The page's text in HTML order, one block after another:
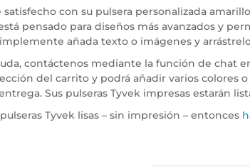
satisfecho con su pulsera personalizada
pensado para diseños más avanzados y
añada texto o imágenes y
contáctenos mediante la función de chat
del carrito y podrá añadir varios colores
Sus pulseras Tyvek impresas estarán
Tyvek lisas – sin impresión – entonces